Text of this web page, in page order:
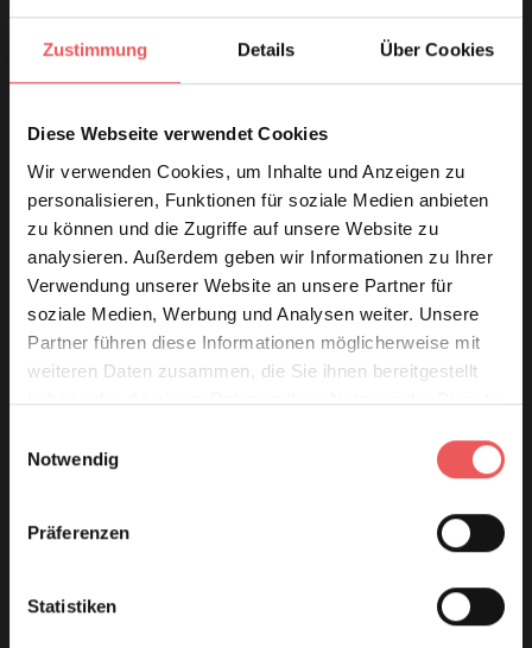
Zustimmung Details Über Cookies
Diese Webseite verwendet Cookies
Wir verwenden Cookies, um Inhalte und Anzeigen zu
personalisieren, Funktionen für soziale Medien anbieten
zu können und die Zugriffe auf unsere Website zu
analysieren. Außerdem geben wir Informationen zu Ihrer
Verwendung unserer Website an unsere Partner für
soziale Medien, Werbung und Analysen weiter. Unsere
Partner führen diese Informationen möglicherweise mit
weiteren Daten zusammen, die Sie ihnen bereitgestellt
haben oder die sie im Rahmen Ihrer Nutzung der Dienste
Notwendig
Präferenzen
Statistiken